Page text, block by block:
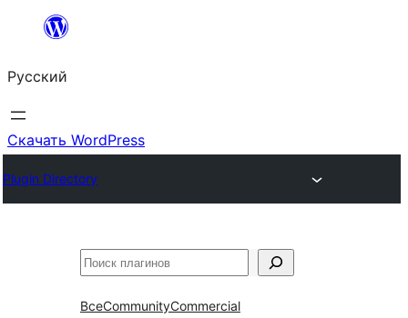
Перейти
содержимому
Русский
Скачать WordPress
Plugin Directory
Поиск
ВсеCommunityCommercial